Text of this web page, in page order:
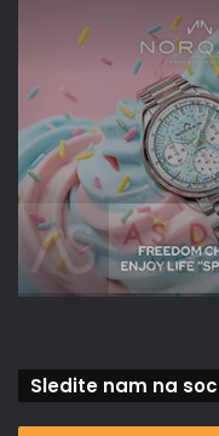
Sledite nam na